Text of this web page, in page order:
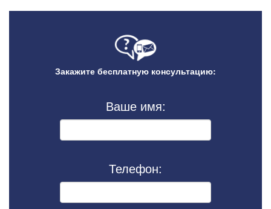
Закажите бесплатную консультацию:
Ваше имя:
Телефон: